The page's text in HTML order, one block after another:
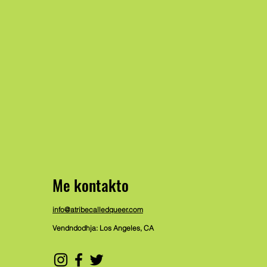
Me kontakto
info@atribecalledqueer.com
Vendndodhja: Los Angeles, CA